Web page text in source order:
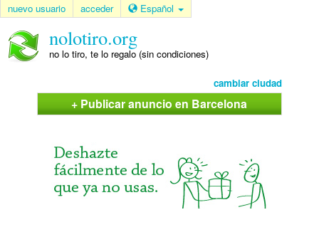
nuevo usuario acceder Español
nolotiro.org
no lo tiro, te lo regalo (sin condiciones)
cambiar ciudad
+ Publicar anuncio en Barcelona